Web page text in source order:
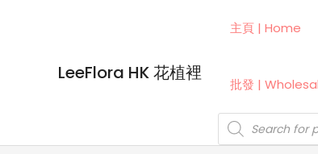
LeeFlora HK 花植裡
主頁 | Home
批發 |
Products
search